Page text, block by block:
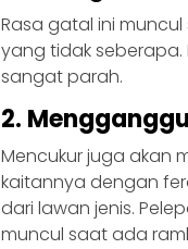
Rasa gatal ini
yang tidak seberapa.
sangat parah.
2.
Mencukur juga akan
kaitannya dengan
dari lawan jenis.
muncul saat ada